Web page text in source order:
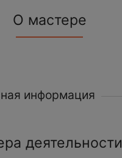
О мастере
информация
деятельности